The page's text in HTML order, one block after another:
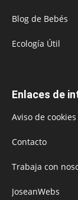
Blog de Bebés
Ecología Útil
Enlaces de
Aviso de cookies
Contacto
Trabaja con
JoseanWebs